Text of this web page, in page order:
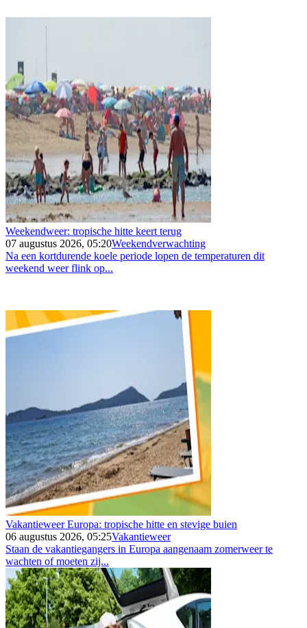
Weekendweer: tropische hitte keert terug
07 augustus 2026, 05:20Weekendverwachting
Na een kortdurende koele periode lopen de temperaturen dit
weekend weer flink op...
Vakantieweer Europa: tropische hitte en stevige buien
06 augustus 2026, 05:25Vakantieweer
Staan de vakantiegangers in Europa aangenaam zomerweer te
wachten of moeten zij...